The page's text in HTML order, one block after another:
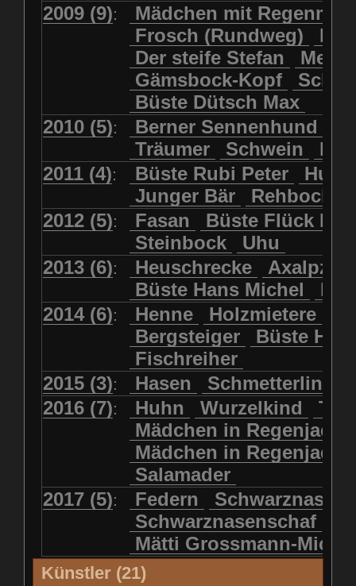
2009 (9):
Mädchen mit
Frosch (Rundweg)
Der steife Stefan
Gämsbock-Kopf
Büste Dütsch Max
2010 (5): Berner Sennenhund
Träumer
Schwein
2011 (4): Büste Rubi Peter
Junger Bär
2012 (5): Fasan
Büste Flück
Steinbock
Uhu
2013 (6): Heuschrecke
Büste Hans Michel
2014 (6): Henne Holzmietere
Bergsteiger
Büste HP
Fischreiher
2015 (3): Hasen Schmetterlinge
2016 (7): Huhn Wurzelkind
Mädchen in
Mädchen in Regenjacke
Salamader
2017 (5): Federn
Schwarznasenschaf
Mätti Grossmann-
Künstler (21)